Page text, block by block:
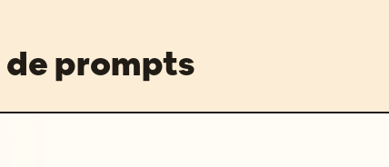
de prompts